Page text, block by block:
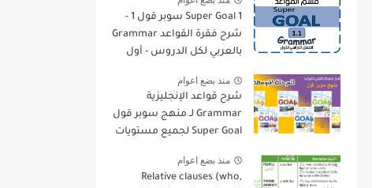
Super Goal 1 سوبر قول 1 -
شرح فقرة القواعد Grammar
بالعربي لكل الدروس - أول
الأول
منذ بضع اعوام
شرح قواعد الإنجليزية
Grammar لـ منهج سوبر قول
Super Goal لجميع مستويات
منذ بضع اعوام
Relative clauses (who,